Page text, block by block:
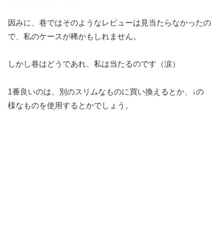
因みに、巷ではそのようなレビューは見当たらなかったの
で、私のケースが稀かもしれません。
しかし巷はどうであれ、私は当たるのです（涙）
1番良いのは、別のスリムなものに買い換えるとか、↓の
様なものを使用するとかでしょう。